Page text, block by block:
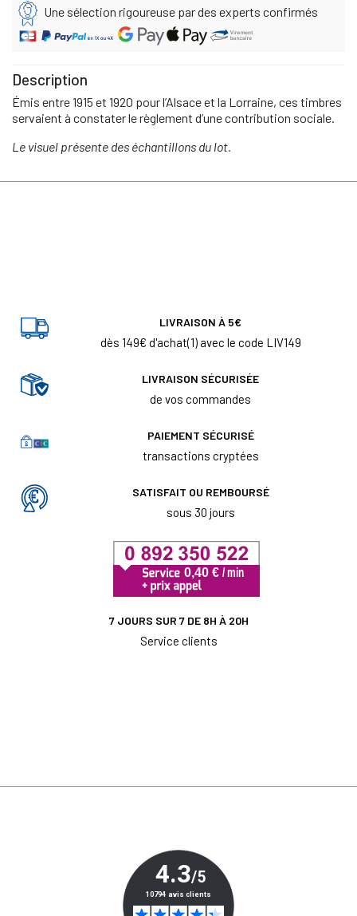
Une sélection rigoureuse par des experts confirmés
Description
Émis entre 1915 et 1920 pour l’Alsace et la Lorraine, ces timbres
servaient à constater le règlement d’une contribution sociale.
Le visuel présente des échantillons du lot.
LIVRAISON À 5€
dès 149€ d'achat(1) avec le code LIV149
LIVRAISON SÉCURISÉE
de vos commandes
PAIEMENT SÉCURISÉ
transactions cryptées
SATISFAIT OU REMBOURSÉ
sous 30 jours
7 JOURS SUR 7 DE 8H À 20H
Service clients